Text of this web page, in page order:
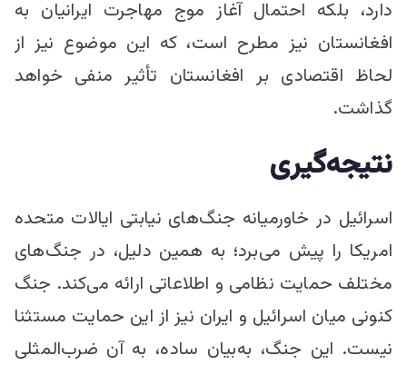
دارد، بلکه احتمال آغاز موج مهاجرت ایرانیان به
افغانستان نیز مطرح است، که این موضوع نیز از
لحاظ اقتصادی بر افغانستان تأثیر منفی خواهد
گذاشت.
نتیجه‌گیری
اسرائیل در خاورمیانه جنگ‌های نیابتی ایالات متحده
امریکا را پیش می‌برد؛ به همین دلیل، در جنگ‌های
مختلف حمایت نظامی و اطلاعاتی ارائه می‌کند. جنگ
کنونی میان اسرائیل و ایران نیز از این حمایت مستثنا
نیست. این جنگ، به‌بیان ساده، به آن ضرب‌المثلی